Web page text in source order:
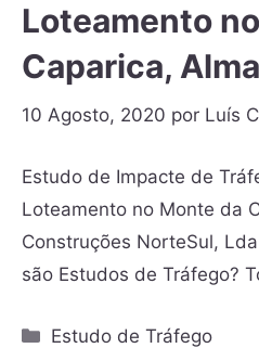
Loteamento
Caparica,
10 Agosto, 2020 por Luís
Estudo de Impacte de
Loteamento no Monte da
Construções NorteSul,
são Estudos de Tráfego?
Estudo de Tráfego